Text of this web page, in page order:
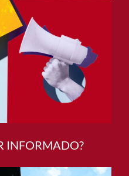
INFORMADO?